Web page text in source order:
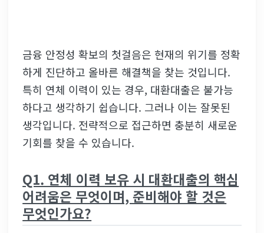
금융 안정성 확보의 첫걸음은 현재의 위기를 정확
하게 진단하고 올바른 해결책을 찾는 것입니다.
특히 연체 이력이 있는 경우, 대환대출은 불가능
하다고 생각하기 쉽습니다. 그러나 이는 잘못된
생각입니다. 전략적으로 접근하면 충분히 새로운
기회를 찾을 수 있습니다.
Q1. 연체 이력 보유 시 대환대출의 핵심
어려움은 무엇이며, 준비해야 할 것은
무엇인가요?